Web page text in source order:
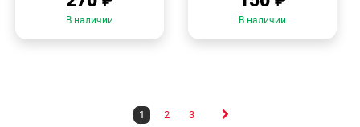
В наличии В наличии
1 2 3